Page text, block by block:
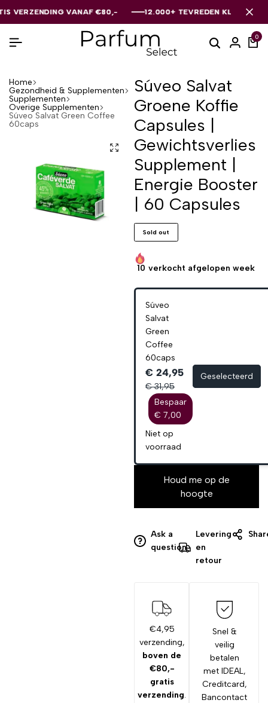
VANAF €80,- 12.000+ TEVREDEN KLANTEN
VANAF €80,- 12.000+ TEVREDEN KLANTEN
VANAF €80,- 12.000+ TEVREDEN KLANTEN
0
Home
Gezondheid & Supplementen
Supplementen
Overige Supplementen
Súveo Salvat Green Coffee
60caps
Súveo Salvat
Groene Koffie
Capsules |
Gewichtsverlies
Supplement |
Energie Booster
| 60 Capsules
Sold out
10 verkocht afgelopen week
Súveo
Salvat
Green
Coffee
60caps
€ 24,95
€ 31,95
Bespaar
€ 7,00
Niet op
voorraad
Geselecteerd
Houd me op de
hoogte
Ask a
question
Levering
en
retour
€4,95
verzending,
boven de
€80,-
gratis
verzending.
Snel &
veilig
betalen
met IDEAL,
Creditcard,
Bancontact